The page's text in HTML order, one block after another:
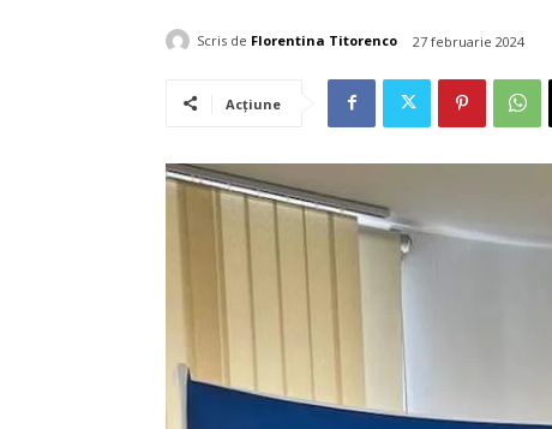
Scris de Florentina Titorenco 27 februarie 2024
Acțiune